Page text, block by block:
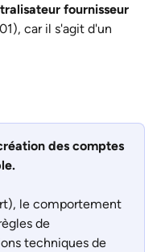
fournisseur
car il s'agit d'un
des comptes
le comportement
de
techniques de